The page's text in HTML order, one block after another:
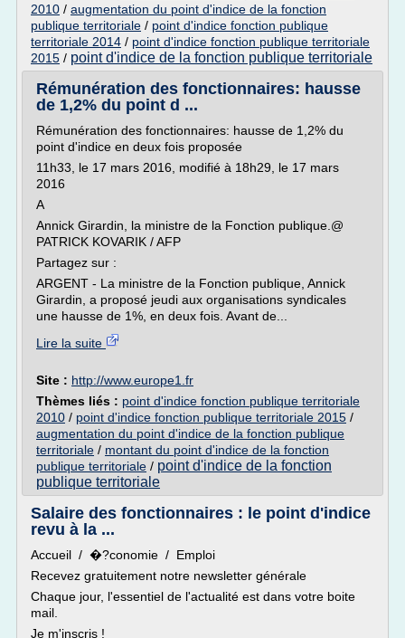
2010 / augmentation du point d'indice de la fonction
publique territoriale / point d'indice fonction publique
territoriale 2014 / point d'indice fonction publique territoriale
2015 / point d'indice de la fonction publique territoriale
Rémunération des fonctionnaires: hausse
de 1,2% du point d ...
Rémunération des fonctionnaires: hausse de 1,2% du
point d'indice en deux fois proposée
11h33, le 17 mars 2016, modifié à 18h29, le 17 mars
2016
A
Annick Girardin, la ministre de la Fonction publique.@
PATRICK KOVARIK / AFP
Partagez sur :
ARGENT - La ministre de la Fonction publique, Annick
Girardin, a proposé jeudi aux organisations syndicales
une hausse de 1%, en deux fois. Avant de...
Lire la suite
Site : http://www.europe1.fr
Thèmes liés : point d'indice fonction publique territoriale
2010 / point d'indice fonction publique territoriale 2015 /
augmentation du point d'indice de la fonction publique
territoriale / montant du point d'indice de la fonction
publique territoriale / point d'indice de la fonction
publique territoriale
Salaire des fonctionnaires : le point d'indice
revu à la ...
Accueil / �?conomie / Emploi
Recevez gratuitement notre newsletter générale
Chaque jour, l'essentiel de l'actualité est dans votre boite
mail.
Je m'inscris !